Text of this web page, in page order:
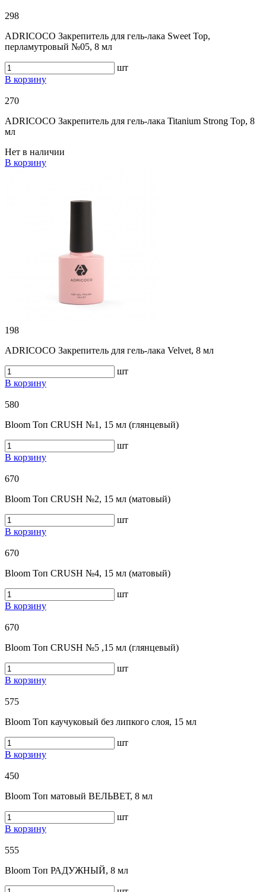
298
ADRICOCO Закрепитель для гель-лака Sweet Top,
перламутровый №05, 8 мл
шт
В корзину
270
ADRICOCO Закрепитель для гель-лака Titanium Strong Top, 8
мл
Нет в наличии
В корзину
198
ADRICOCO Закрепитель для гель-лака Velvet, 8 мл
шт
В корзину
580
Bloom Топ CRUSH №1, 15 мл (глянцевый)
шт
В корзину
670
Bloom Топ CRUSH №2, 15 мл (матовый)
шт
В корзину
670
Bloom Топ CRUSH №4, 15 мл (матовый)
шт
В корзину
670
Bloom Топ CRUSH №5 ,15 мл (глянцевый)
шт
В корзину
575
Bloom Топ каучуковый без липкого слоя, 15 мл
шт
В корзину
450
Bloom Топ матовый ВЕЛЬВЕТ, 8 мл
шт
В корзину
555
Bloom Топ РАДУЖНЫЙ, 8 мл